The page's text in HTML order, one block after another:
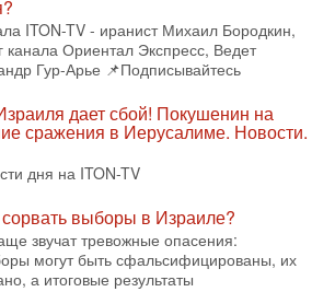
Путин - псих!
Эльдар Намазов , историк,
– помощник Президента
Алиева . Ведет программу
в опасности?! ШАБАК формирует
разбираем одну из самых тревожных
Известно, что израильская
(ШАБАК) создала
шанс - НОВОСТИ
ITON-TV - иранист Михаил Бородкин,
канала Ориентал Экспресс, Ведет
Гур-Арье 📌Подписывайтесь
дает сбой! Покушенин на
сражения в Иерусалиме. Новости.
дня на ITON-TV
сорвать выборы в Израиле?
звучат тревожные опасения:
могут быть сфальсифицированы, их
а итоговые результаты